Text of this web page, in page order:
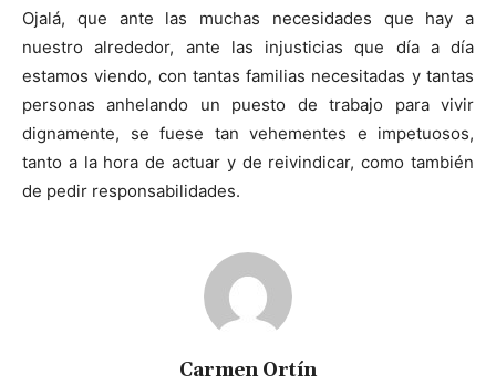
Ojalá, que ante las muchas necesidades que hay a
nuestro alrededor, ante las injusticias que día a día
estamos viendo, con tantas familias necesitadas y tantas
personas anhelando un puesto de trabajo para vivir
dignamente, se fuese tan vehementes e impetuosos,
tanto a la hora de actuar y de reivindicar, como también
de pedir responsabilidades.
Carmen Ortín